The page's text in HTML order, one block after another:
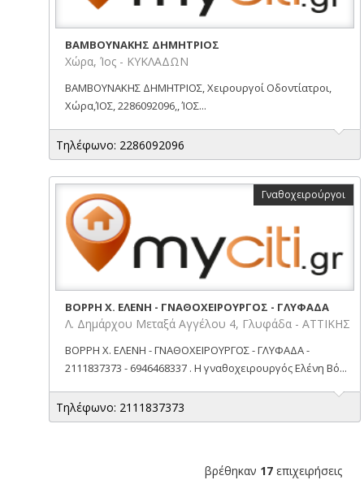
ΒΑΜΒΟΥΝΑΚΗΣ ΔΗΜΗΤΡΙΟΣ
Χώρα, Ίος - ΚΥΚΛΑΔΩΝ
ΒΑΜΒΟΥΝΑΚΗΣ ΔΗΜΗΤΡΙΟΣ, Χειρουργοί Οδοντίατροι,
Χώρα,ΊΟΣ, 2286092096,, ΊΟΣ...
Τηλέφωνο: 2286092096
Γναθοχειρούργοι
ΒΟΡΡΗ Χ. ΕΛΕΝΗ - ΓΝΑΘΟΧΕΙΡΟΥΡΓΟΣ - ΓΛΥΦΑΔΑ
Λ. Δημάρχου Μεταξά Αγγέλου 4, Γλυφάδα - ΑΤΤΙΚΗΣ
ΒΟΡΡΗ Χ. ΕΛΕΝΗ - ΓΝΑΘΟΧΕΙΡΟΥΡΓΟΣ - ΓΛΥΦΑΔΑ -
2111837373 - 6946468337 . Η γναθοχειρουργός Ελένη Βό...
Τηλέφωνο: 2111837373
βρέθηκαν 17 επιχειρήσεις